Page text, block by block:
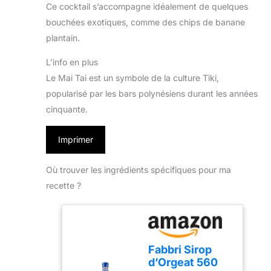
Ce cocktail s’accompagne idéalement de quelques
bouchées exotiques, comme des chips de banane
plantain.
L’info en plus
Le Mai Tai est un symbole de la culture Tiki,
popularisé par les bars polynésiens durant les années
cinquante.
Imprimer
Où trouver les ingrédients spécifiques pour ma
recette ?
Fabbri Sirop
d’Orgeat 560